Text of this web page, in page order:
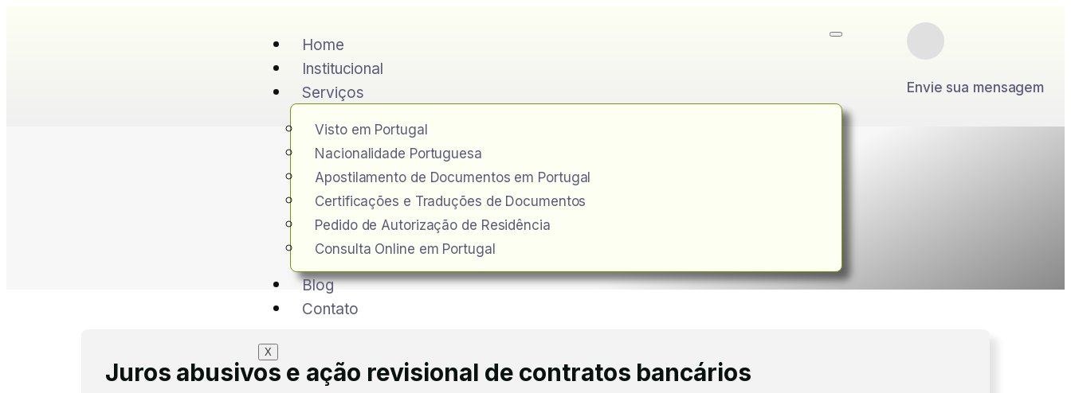
Home
Institucional
Serviços
Visto em Portugal
Nacionalidade Portuguesa
Apostilamento de Documentos em Portugal
Certificações e Traduções de Documentos
Pedido de Autorização de Residência
Consulta Online em Portugal
Blog
Contato
X
Envie sua mensagem
Juros abusivos e ação revisional de contratos bancários